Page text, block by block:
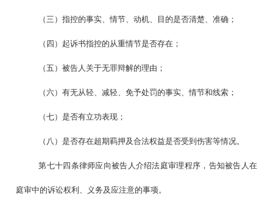
（三）指控的事实、情节、动机、目的是否清楚、准确；
（四）起诉书指控的从重情节是否存在；
（五）被告人关于无罪辩解的理由；
（六）有无从轻、减轻、免予处罚的事实、情节和线索；
（七）是否有立功表现；
（八）是否存在超期羁押及合法权益是否受到伤害等情况。
第七十四条律师应向被告人介绍法庭审理程序，告知被告人在
庭审中的诉讼权利、义务及应注意的事项。